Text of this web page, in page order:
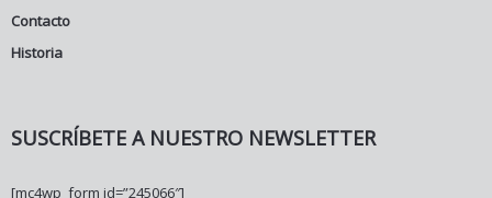
Contacto
Historia
SUSCRÍBETE A NUESTRO NEWSLETTER
[mc4wp_form id=”245066″]